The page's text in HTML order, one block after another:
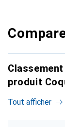
produit
Tout afficher